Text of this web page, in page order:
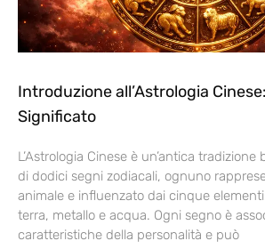
Introduzione all’Astrologia
Significato
L’Astrologia Cinese è un’antica
di dodici segni zodiacali, ognuno
animale e influenzato dai cinque
terra, metallo e acqua. Ogni segno è
caratteristiche della personalità e può